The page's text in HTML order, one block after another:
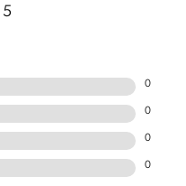
0
0
0
0